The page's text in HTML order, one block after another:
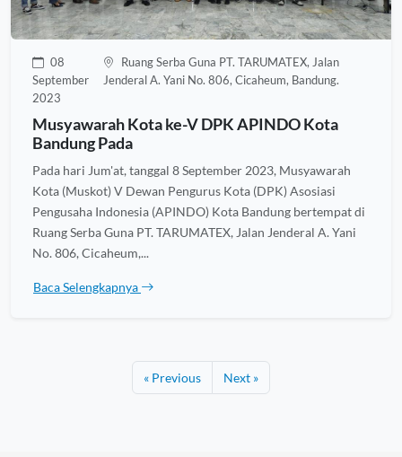
08
September
2023
Ruang Serba Guna PT. TARUMATEX, Jalan
Jenderal A. Yani No. 806, Cicaheum, Bandung.
Musyawarah Kota ke-V DPK APINDO Kota
Bandung Pada
Pada hari Jum'at, tanggal 8 September 2023, Musyawarah
Kota (Muskot) V Dewan Pengurus Kota (DPK) Asosiasi
Pengusaha Indonesia (APINDO) Kota Bandung bertempat di
Ruang Serba Guna PT. TARUMATEX, Jalan Jenderal A. Yani
No. 806, Cicaheum,...
Baca Selengkapnya
« Previous Next »